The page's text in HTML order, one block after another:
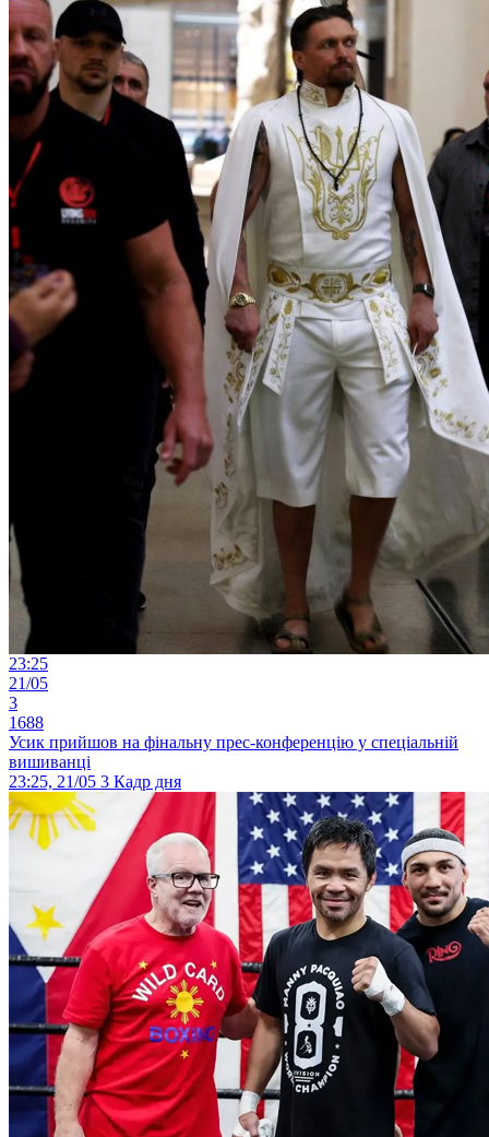
23:25
21/05
3
1688
Усик прийшов на фінальну прес-конференцію у спеціальній
вишиванці
23:25, 21/05 3 Кадр дня